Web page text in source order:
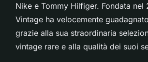
Nike e Tommy Hilfiger. Fondata nel
Vintage ha velocemente
grazie alla sua straordinaria
vintage rare e alla qualità dei suoi